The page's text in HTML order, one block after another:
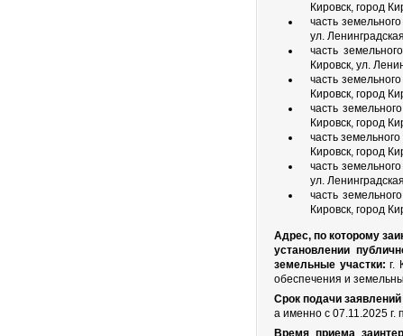
Кировск, город
часть
ул.
часть
Кировск, ул.
часть
Кировск, город
часть
Кировск, город
часть
Кировск, город
часть
ул.
часть
Кировск, город
Адрес, по которому
установлении
земельные участки: г.
обеспечения и
Срок подачи
а именно с 07.11.2025 г.
Время приема